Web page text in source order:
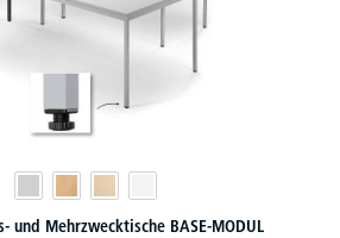
und Mehrzwecktische BASE-MODUL